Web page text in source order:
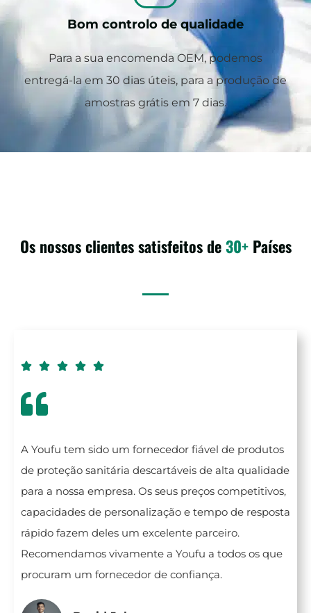
Bom controlo de qualidade
Para a sua encomenda OEM, podemos
entregá-la em 30 dias úteis, para a produção de
amostras grátis em 7 dias.
Os nossos clientes satisfeitos de30+ Países
    
A Youfu tem sido um fornecedor fiável de produtos
de proteção sanitária descartáveis de alta qualidade
para a nossa empresa. Os seus preços competitivos,
capacidades de personalização e tempo de resposta
rápido fazem deles um excelente parceiro.
Recomendamos vivamente a Youfu a todos os que
procuram um fornecedor de confiança.